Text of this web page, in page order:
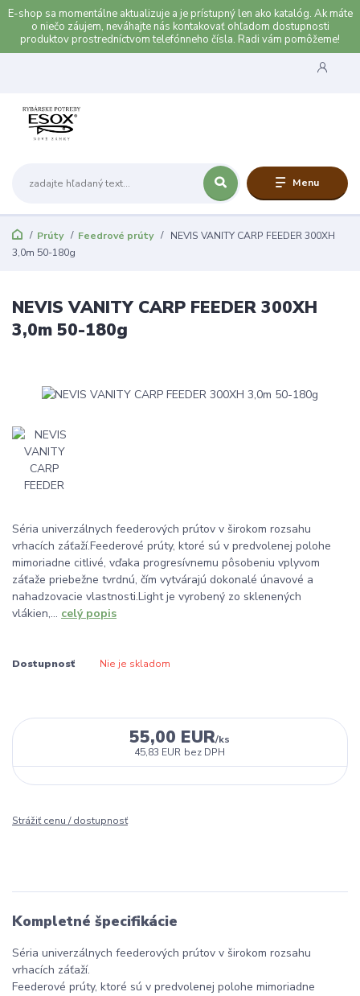
E-shop sa momentálne aktualizuje a je prístupný len ako katalóg. Ak máte
o niečo záujem, neváhajte nás kontakovať ohľadom dostupnosti
produktov prostredníctvom telefónneho čísla. Radi vám pomôžeme!
Menu
Prúty Feedrové prúty
NEVIS VANITY CARP FEEDER 300XH
3,0m 50-180g
NEVIS VANITY CARP FEEDER 300XH
3,0m 50-180g
Séria univerzálnych feederových prútov v širokom rozsahu
vrhacích záťaží.Feederové prúty, ktoré sú v predvolenej polohe
mimoriadne citlivé, vďaka progresívnemu pôsobeniu vplyvom
záťaže priebežne tvrdnú, čím vytvárajú dokonalé únavové a
nahadzovacie vlastnosti.Light je vyrobený zo sklenených
vlákien,... celý popis
Dostupnosť Nie je skladom
55,00 EUR/ks
45,83 EUR bez DPH
Strážiť cenu / dostupnosť
Kompletné špecifikácie
Séria univerzálnych feederových prútov v širokom rozsahu
vrhacích záťaží.
Feederové prúty, ktoré sú v predvolenej polohe mimoriadne